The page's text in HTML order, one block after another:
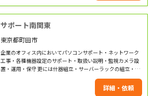
サポート南関東
東京都町田市
企業のオフィス内においてパソコンサポート・ネットワーク
工事・各種機器設定のサポート・取扱い説明・監視カメラ設
置・運用・保守 更には什器組立・サーバーラックの組立・設
詳細・依頼